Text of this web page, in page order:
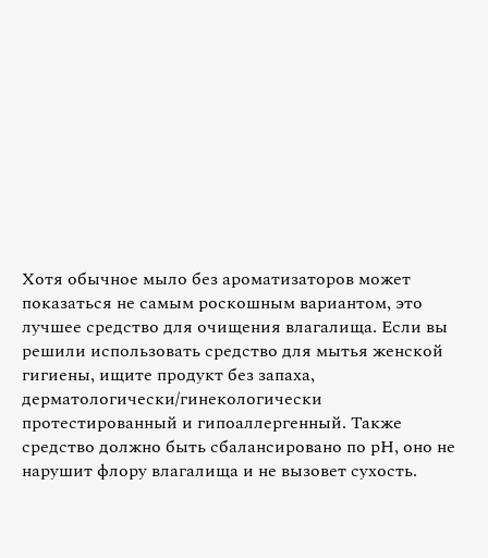
Хотя обычное мыло без ароматизаторов может
показаться не самым роскошным вариантом, это
лучшее средство для очищения влагалища. Если вы
решили использовать средство для мытья женской
гигиены, ищите продукт без запаха,
дерматологически/гинекологически
протестированный и гипоаллергенный. Также
средство должно быть сбалансировано по pH, оно не
нарушит флору влагалища и не вызовет сухость.